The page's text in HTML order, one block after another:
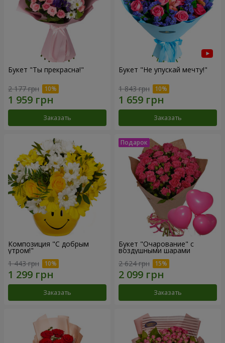
Букет "Ты прекрасна!"
2 177 грн
Заказать
Букет "Не упускай мечту!"
1 843 грн
Заказать
Композиция "С добрым
утром!"
1 443 грн
Заказать
Букет "Очарование" с
воздушными шарами
2 624 грн
Заказать